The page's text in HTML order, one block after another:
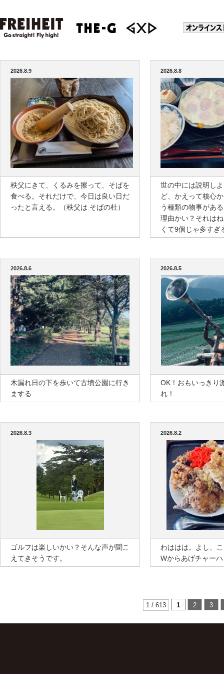
2026.8.9
秩父にきて、くるみを擦って、そばを
食べる。それだけで、今日は良い日だ
ったと言える。（秩父は そばの杜）
2026.8.8
世の中には説明し
ど、かえって核心
う種類の物事があ
理由かい？それは
くて9個じゃ多すぎ
2026.8.6
木漏れ日の下を歩いて古墳公園に行き
まする
2026.8.5
OK！おもいっきり
れ！
2026.8.3
ゴルフは楽しいかい？そんな声が聞こ
えてきそうです。
2026.8.2
わははは。よし、
Wからあげチャー
1 / 613 1 2 3